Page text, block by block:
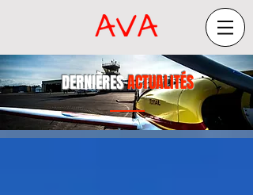
DERNIÈRESACTUALITÉS